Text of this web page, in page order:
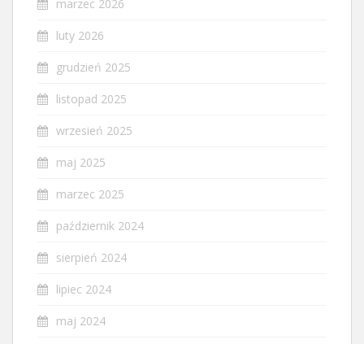
marzec 2026
luty 2026
grudzień 2025
listopad 2025
wrzesień 2025
maj 2025
marzec 2025
październik 2024
sierpień 2024
lipiec 2024
maj 2024